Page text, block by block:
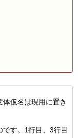
仮名は現用に置き
す。1行目、3行目